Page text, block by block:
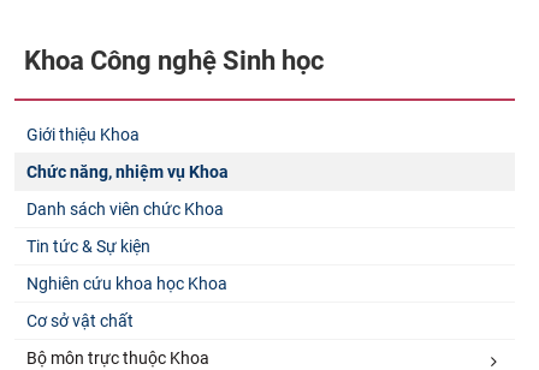
Khoa Công nghệ Sinh học
Giới thiệu Khoa
Chức năng, nhiệm vụ Khoa
Danh sách viên chức Khoa
Tin tức & Sự kiện
Nghiên cứu khoa học Khoa
Cơ sở vật chất
Bộ môn trực thuộc Khoa